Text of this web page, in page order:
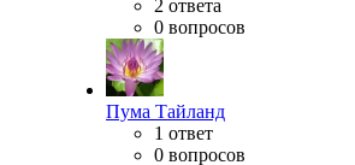
2 ответа
0 вопросов
Пума Тайланд
1 ответ
0 вопросов